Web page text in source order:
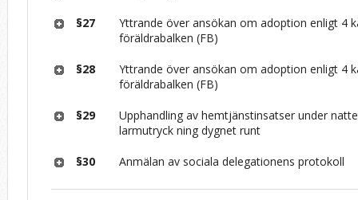
§27
Yttrande över ansökan om adoption enligt 4
föräldrabalken (FB)
§28
Yttrande över ansökan om adoption enligt 4
föräldrabalken (FB)
§29
Upphandling av hemtjänstinsatser under
larmutryck ning dygnet runt
§30 Anmälan av sociala delegationens protokoll